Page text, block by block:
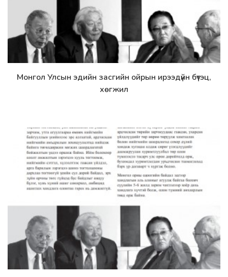
Дэлгэрэнгүй
Монгол Улсын эдийн засгийн ойрын ирээдүйн бүтэц,
хөгжил